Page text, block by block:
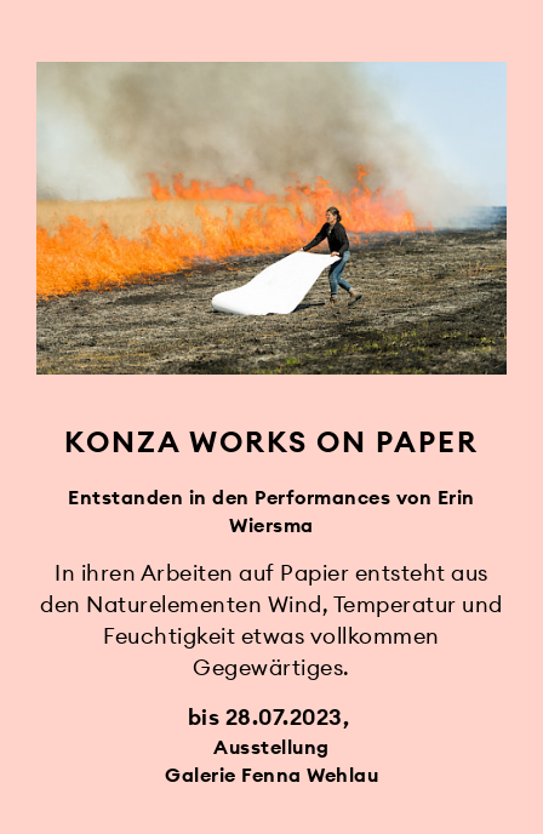
KONZA WORKS ON PAPER
Entstanden in den Performances von Erin
Wiersma
In ihren Arbeiten auf Papier entsteht aus
den Naturelementen Wind, Temperatur und
Feuchtigkeit etwas vollkommen
Gegewärtiges.
bis 28.07.2023
Ausstellung
Galerie Fenna Wehlau